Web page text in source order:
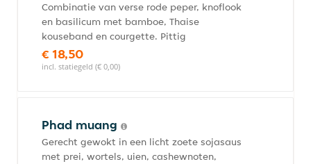
Combinatie van verse rode peper, knoflook
en basilicum met bamboe, Thaise
kouseband en courgette. Pittig
€ 18,50
incl. statiegeld (€ 0,00)
Phad muang
Gerecht gewokt in een licht zoete sojasaus
met prei, wortels, uien, cashewnoten,